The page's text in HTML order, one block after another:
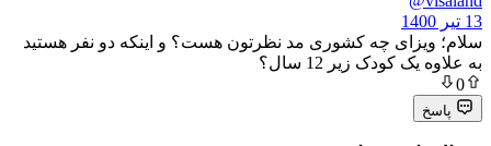
چه کشوری مد نظرتون هست؟ و اینکه دو نفر هستید
زیر 12 سال؟